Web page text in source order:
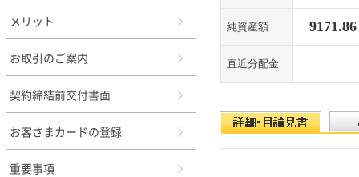
メリット
お取引のご案内
契約締結前交付書面
お客さまカードの登録
重要事項